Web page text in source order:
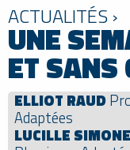
ACTUALITÉS ›
UNE
ET SANS
ELLIOT RAUD
Adaptées
LUCILLE